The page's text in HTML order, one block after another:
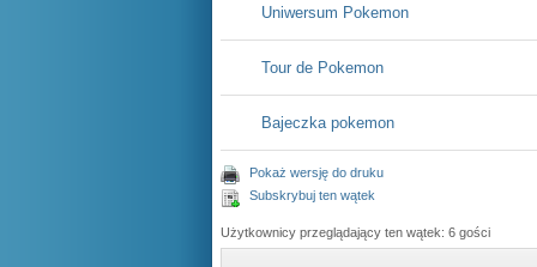
Uniwersum Pokemon
Tour de Pokemon
Bajeczka pokemon
Pokaż wersję do druku
Subskrybuj ten wątek
Użytkownicy przeglądający ten wątek: 6 gości